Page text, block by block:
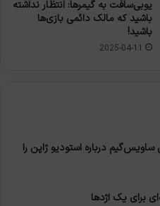
یوبی‌سافت به گیمرها: انتظار نداشته
باشید که مالک دائمی بازی‌ها
باشید!
2025-04-11
6 سال گزارش ساویس‌گیم درباره استودیو ژاپن را